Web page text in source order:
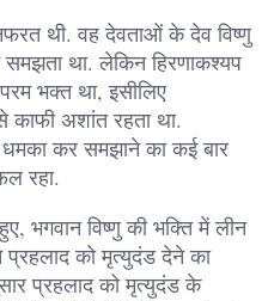
थी. वह देवताओं के देव विष्णु
था. लेकिन हिरणाकश्यप
भक्त था, इसीलिए
अशांत रहता था.
कर समझाने का कई बार
रहा.
भगवान विष्णु की भक्ति में लीन
को मृत्युदंड देने का
प्रहलाद को मृत्युदंड के